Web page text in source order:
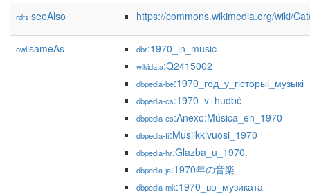
rdfs:seeAlso https://commons.wikimedia.org/wiki/
owl:sameAs dbr:1970_in_music
wikidata:Q2415002
dbpedia-be:1970_год_у_гісторыі_музыкі
dbpedia-cs:1970_v_hudbě
dbpedia-es:Anexo:Música_en_1970
dbpedia-fi:Musiikkivuosi_1970
dbpedia-hr:Glazba_u_1970.
dbpedia-ja:1970年の音楽
dbpedia-mk:1970_во_музиката